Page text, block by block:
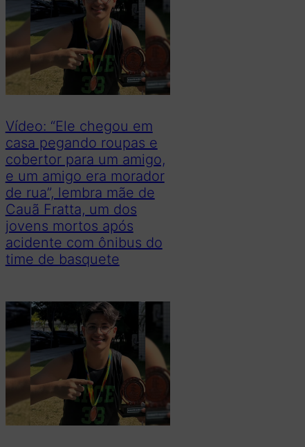
Vídeo: “Ele chegou em
casa pegando roupas e
cobertor para um amigo,
e um amigo era morador
de rua”, lembra mãe de
Cauã Fratta, um dos
jovens mortos após
acidente com ônibus do
time de basquete